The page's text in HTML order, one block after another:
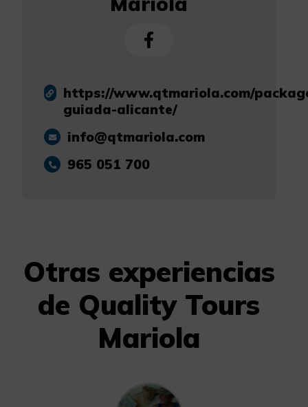
https://www.qtmariola.com/
guiada-alicante/
info@qtmariola.com
965 051 700
Otras experiencias
de Quality Tours
Mariola